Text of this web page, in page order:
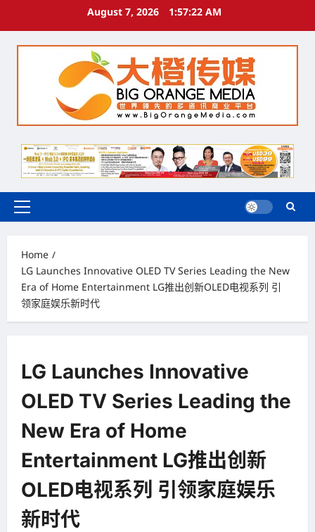
August 7, 2026 1:57:23 AM
Primary
Home
LG Launches Innovative OLED TV Series Leading the New
Era of Home Entertainment LG推出创新OLED电视系列 引
领家庭娱乐新时代
LG Launches Innovative
OLED TV Series Leading the
New Era of Home
Entertainment LG推出创新
OLED电视系列 引领家庭娱乐
新时代